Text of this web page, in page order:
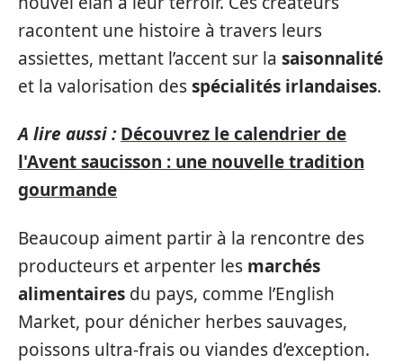
racontent une histoire à travers leurs
assiettes, mettant l’accent sur la saisonnalité
et la valorisation desspécialités irlandaises.
A lire aussi : Découvrez le calendrier de
l'Avent saucisson : une nouvelle tradition
gourmande
Beaucoup aiment partir à la rencontre des
producteurs et arpenter les marchés
alimentaires du pays, comme l’English
Market, pour dénicher herbes sauvages,
poissons ultra-frais ou viandes d’exception.